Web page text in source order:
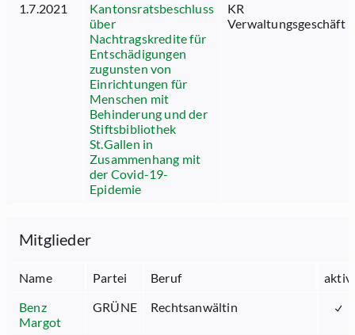
1.7.2021
Kantonsratsbeschluss
über
Nachtragskredite für
Entschädigungen
zugunsten von
Einrichtungen für
Menschen mit
Behinderung und der
Stiftsbibliothek
St.Gallen in
Zusammenhang mit
der Covid-19-
Epidemie
KR
Verwaltungsgeschäft
Mitglieder
Name Partei Beruf
aktiv
Benz
Margot
GRÜNE Rechtsanwältin